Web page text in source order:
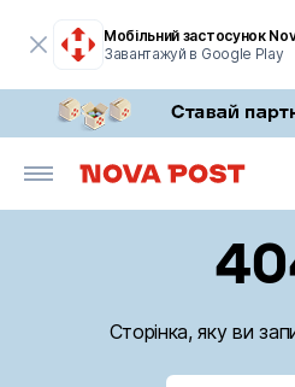
Мобільний застосунок
Завантажуй в Google Play
Сторінка, яку ви